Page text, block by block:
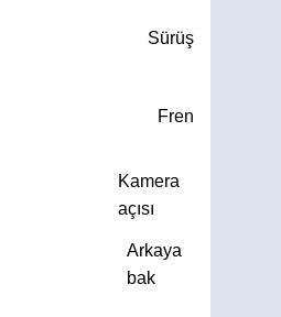
Sürüş
Fren
Kamera
açısı
Arkaya
bak